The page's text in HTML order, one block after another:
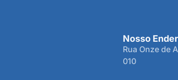
Nosso
Rua Onze de
010